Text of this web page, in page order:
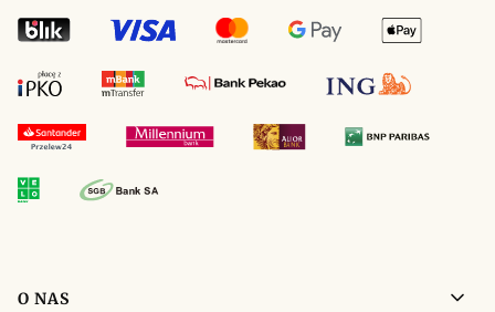
Linki w stopce
O NAS